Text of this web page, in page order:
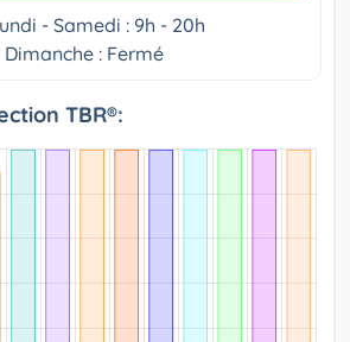
- Samedi : 9h - 20h
Dimanche : Fermé
TBR®: